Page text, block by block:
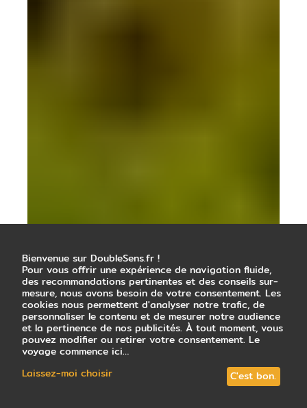
Bienvenue sur DoubleSens.fr !
Pour vous offrir une expérience de navigation fluide,
des recommandations pertinentes et des conseils sur-
mesure, nous avons besoin de votre consentement. Les
cookies nous permettent d'analyser notre trafic, de
personnaliser le contenu et de mesurer notre audience
et la pertinence de nos publicités. À tout moment, vous
pouvez modifier ou retirer votre consentement. Le
voyage commence ici…
Laissez-moi choisir
C'est bon.